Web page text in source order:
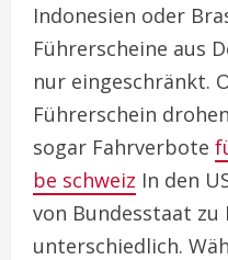
Indonesien oder
Führerscheine aus
nur eingeschränkt.
Führerschein
sogar Fahrverbote
be schweiz In den
von Bundesstaat zu
unterschiedlich.